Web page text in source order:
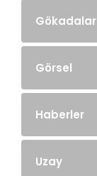
Gökadalar
Görsel
Haberler
Uzay